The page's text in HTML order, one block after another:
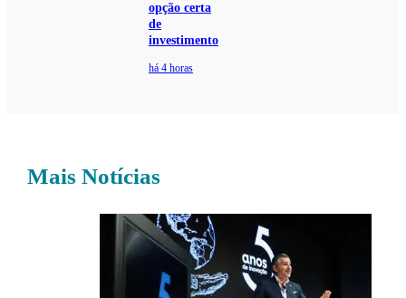
opção certa
de
investimento
há 4 horas
Mais Notícias